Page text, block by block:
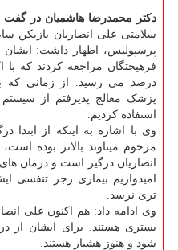
دکتر محمدرضا هاشمیان در گفت و
سلامتی علی انصاریان بازیکن
درصد می رسید. از زمانی که
پزشک معالج پذیرفتم از
استفاده کردیم.
وی با اشاره به اینکه از ابتدا
انصاریان درگیر است و درمان
امیدواریم بیماری زجر
تری نرسد.
بستری هستند. برای ایشان از
شود و هنوز هشیار هستند.